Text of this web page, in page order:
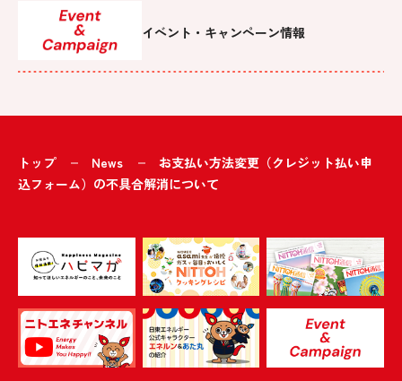
イベント・キャンペーン情報
トップ News
お支払い方法変更（クレジット払い申
込フォーム）の不具合解消について